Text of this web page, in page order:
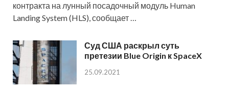
контракта на лунный посадочный модуль Human
Landing System (HLS), сообщает …
Суд США раскрыл суть
претезии Blue Origin к SpaceX
25.09.2021